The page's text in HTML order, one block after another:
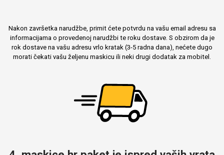
Nakon završetka narudžbe, primit ćete potvrdu na vašu email adresu sa
informacijama o provedenoj narudžbi te roku dostave. S obzirom da je
rok dostave na vašu adresu vrlo kratak (3-5 radna dana), nećete dugo
morati čekati vašu željenu maskicu ili neki drugi dodatak za mobitel.